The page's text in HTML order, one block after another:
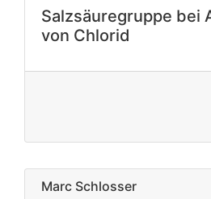
Salzsäuregruppe bei
von Chlorid
Marc Schlosser